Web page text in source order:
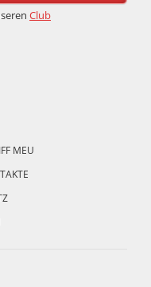
Club
MEU